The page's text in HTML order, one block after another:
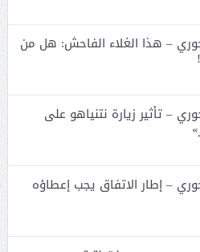
– هذا الغلاء الفاحش: هل من
– تأثير زيارة نتنياهو على
– إطار الاتفاق يجب إعطاؤه